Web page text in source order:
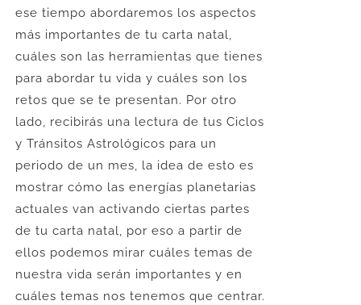
ese tiempo abordaremos los aspectos
más importantes de tu carta natal,
cuáles son las herramientas que tienes
para abordar tu vida y cuáles son los
retos que se te presentan. Por otro
lado, recibirás una lectura de tus Ciclos
y Tránsitos Astrológicos para un
periodo de un mes, la idea de esto es
mostrar cómo las energías planetarias
actuales van activando ciertas partes
de tu carta natal, por eso a partir de
ellos podemos mirar cuáles temas de
nuestra vida serán importantes y en
cuáles temas nos tenemos que centrar.